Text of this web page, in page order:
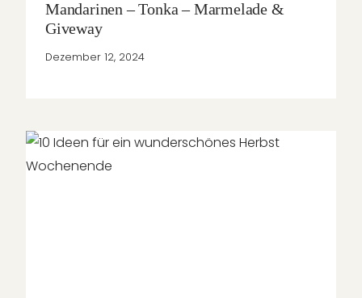
Mandarinen – Tonka – Marmelade &
Giveway
Dezember 12, 2024